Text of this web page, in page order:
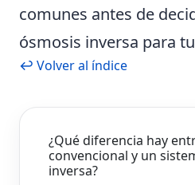
comunes antes de
ósmosis inversa para
↩ Volver al índice
¿Qué diferencia hay
convencional y un
inversa?